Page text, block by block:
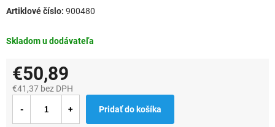
Skladom u dodávateľa
900480
€50,89
€41,37 bez DPH
cena:
Pridať do košíka